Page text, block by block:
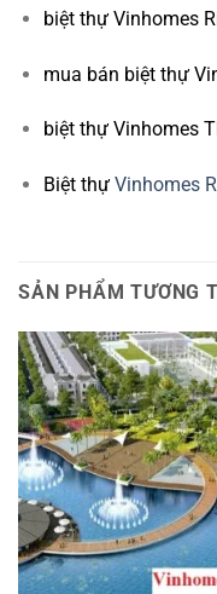
biệt thự Vinhomes
mua bán biệt thự
biệt thự Vinhomes
Biệt thự Vinhomes
SẢN PHẨM TƯƠNG